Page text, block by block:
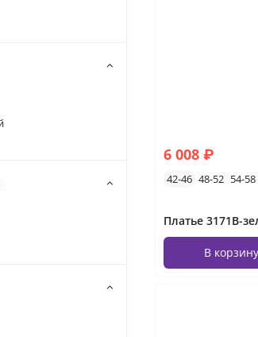
6 008 ₽
42-46 48-52 54-58
В корзину